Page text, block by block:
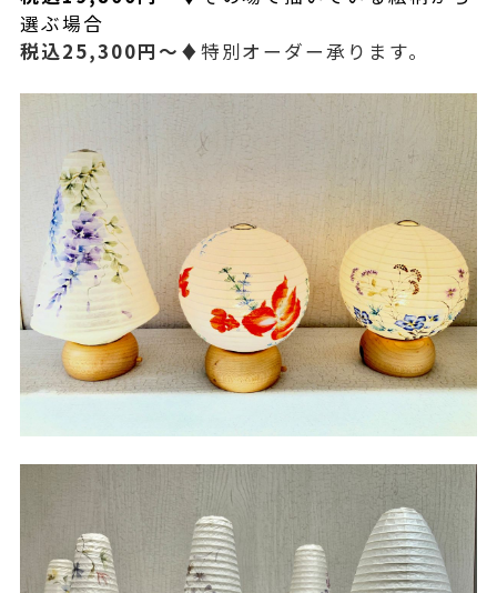
選ぶ場合
税込25,300円～♦特別オーダー承ります。